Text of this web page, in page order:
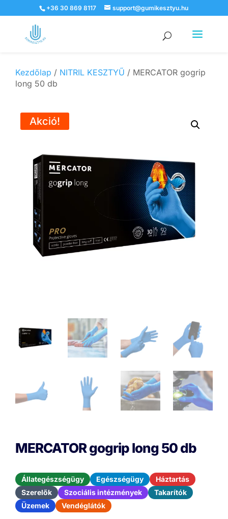
+36 30 869 8117 support@gumikesztyu.hu
Products
search
Kezdőlap / NITRIL KESZTYŰ / MERCATOR gogrip
long 50 db
Akció!
MERCATOR gogrip long 50 db
Állategészségügy Egészségügy
Háztartás
Szerelők
Szociális intézmények
Takarítók
Üzemek
Vendéglátók